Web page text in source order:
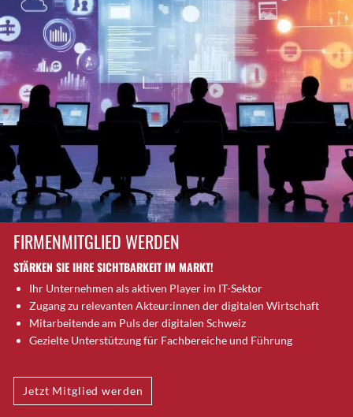
Brig-Glis
Bronschhofen
Brugg
Brugg AG
Brütten
Bubendorf
Buchs (SG)
Burgdorf
Bäretswil
Bülach
Cazis
Cham
Chur
Crissier
Dierikon
Dietikon
FIRMENMITGLIED WERDEN
STÄRKEN SIE IHRE SICHTBARKEIT IM MARKT!
Ihr Unternehmen als aktiven Player im IT-Sektor
Zugang zu relevanten Akteur:innen der digitalen Wirtschaft
Mitarbeitende am Puls der digitalen Schweiz
Gezielte Unterstützung für Fachbereiche und Führung
Jetzt Mitglied werden